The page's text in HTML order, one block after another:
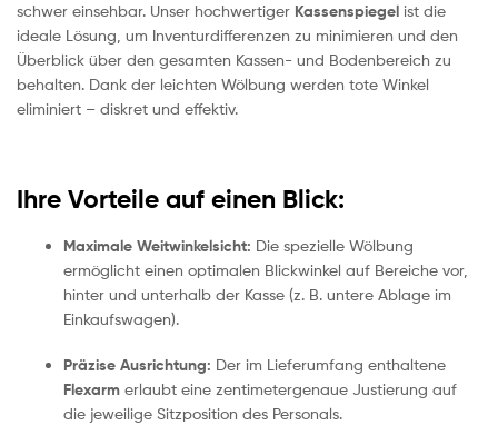
schwer einsehbar. Unser hochwertiger Kassenspiegel ist die
ideale Lösung, um Inventurdifferenzen zu minimieren und den
Überblick über den gesamten Kassen- und Bodenbereich zu
behalten. Dank der leichten Wölbung werden tote Winkel
eliminiert – diskret und effektiv.
Ihre Vorteile auf einen Blick:
Maximale Weitwinkelsicht: Die spezielle Wölbung
ermöglicht einen optimalen Blickwinkel auf Bereiche vor,
hinter und unterhalb der Kasse (z. B. untere Ablage im
Einkaufswagen).
Präzise Ausrichtung: Der im Lieferumfang enthaltene
Flexarm erlaubt eine zentimetergenaue Justierung auf
die jeweilige Sitzposition des Personals.